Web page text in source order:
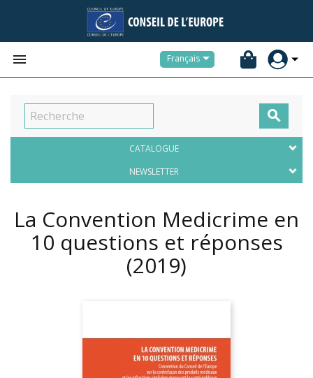
 Français

CATALOGUE
NEWSLETTER
La Convention Medicrime en
10 questions et réponses
(2019)